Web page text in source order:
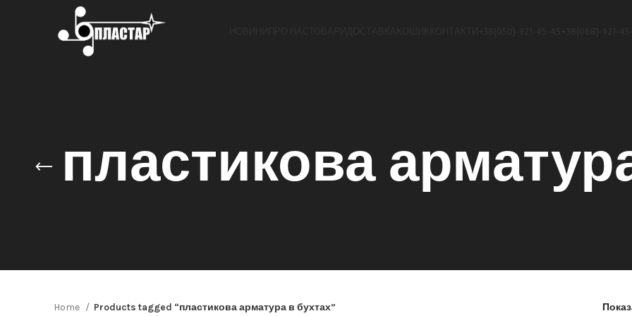
пластикова
Home Products tagged “пластикова арматура в бухтах”